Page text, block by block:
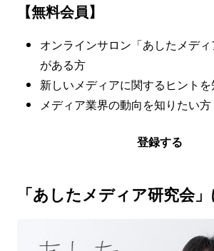
【無料会員】
オンラインサロン「あしたメデ
がある方
新しいメディアに関するヒント
メディア業界の動向を知りたい方
登録する
「あしたメディア研究会